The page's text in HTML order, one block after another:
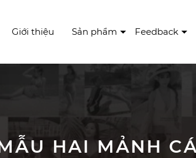
Giới thiệu Sản phẩm Feedback